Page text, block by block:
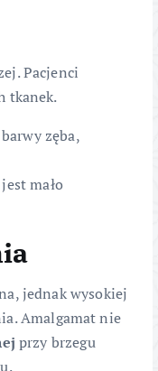
Pacjenci
tkanek.
zęba,
mało
jednak wysokiej
Amalgamat nie
przy brzegu